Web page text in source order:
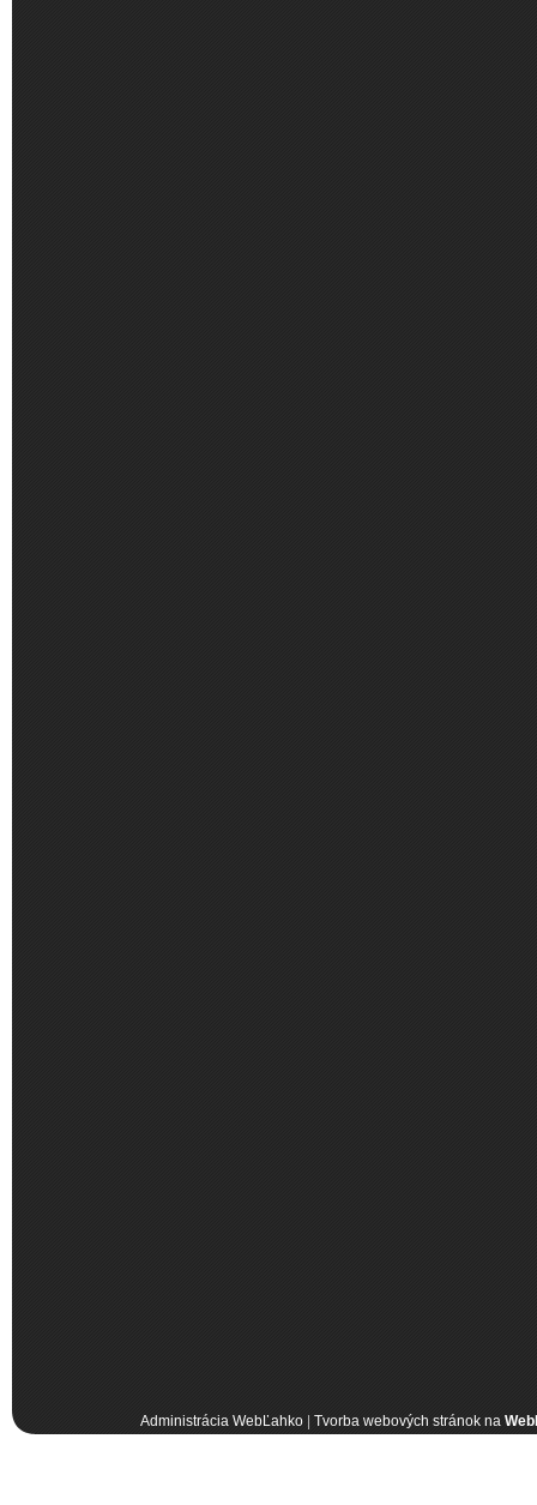
Administrácia WebĽahko| Tvorba webových stránok na